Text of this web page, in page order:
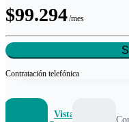
$99.294/mes
Contratación telefónica
Vista